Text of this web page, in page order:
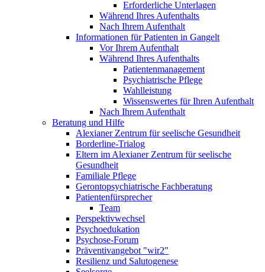
Erforderliche Unterlagen
Während Ihres Aufenthalts
Nach Ihrem Aufenthalt
Informationen für Patienten in Gangelt
Vor Ihrem Aufenthalt
Während Ihres Aufenthalts
Patientenmanagement
Psychiatrische Pflege
Wahlleistung
Wissenswertes für Ihren Aufenthalt
Nach Ihrem Aufenthalt
Beratung und Hilfe
Alexianer Zentrum für seelische Gesundheit
Borderline-Trialog
Eltern im Alexianer Zentrum für seelische
Gesundheit
Familiale Pflege
Gerontopsychiatrische Fachberatung
Patientenfürsprecher
Team
Perspektivwechsel
Psychoedukation
Psychose-Forum
Präventivangebot "wir2"
Resilienz und Salutogenese